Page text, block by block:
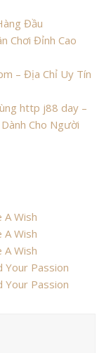
Đầu
Chơi Đỉnh Cao
– Địa Chỉ Uy Tín
http j88 day –
Cho Người
A Wish
A Wish
A Wish
Your Passion
Your Passion